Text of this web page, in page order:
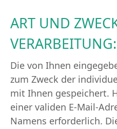
ART UND
VERARBEITUNG:
Die von Ihnen
zum Zweck der
mit Ihnen gespeichert.
einer validen E-Mail-
Namens erforderlich.